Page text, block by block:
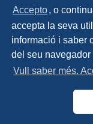
Accepto, o
accepta la seva
informació i saber
del seu navegador
Vull saber més.